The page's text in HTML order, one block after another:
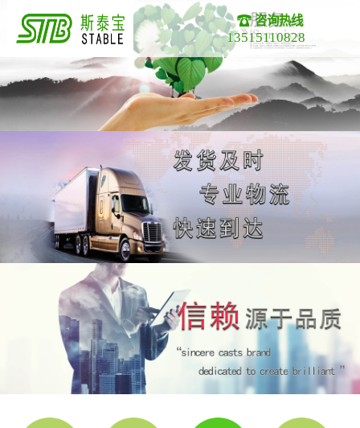
咨询热线
13515110828